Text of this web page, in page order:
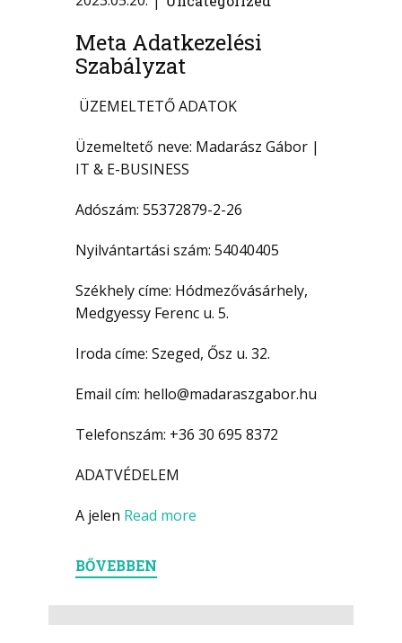
Meta Adatkezelési
Szabályzat
ÜZEMELTETŐ ADATOK
Üzemeltető neve: Madarász Gábor |
IT & E-BUSINESS
Adószám: 55372879-2-26
Nyilvántartási szám: 54040405
Székhely címe: Hódmezővásárhely,
Medgyessy Ferenc u. 5.
Iroda címe: Szeged, Ősz u. 32.
Email cím: hello@madaraszgabor.hu
Telefonszám: +36 30 695 8372
ADATVÉDELEM
A jelen Read more
BŐVEBBEN